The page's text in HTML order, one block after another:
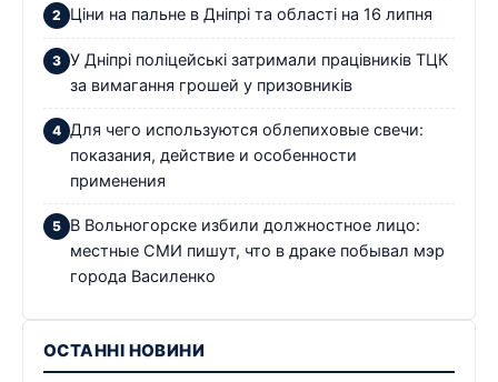
Ціни на пальне в Дніпрі та області на 16 липня
У Дніпрі поліцейські затримали працівників ТЦК
за вимагання грошей у призовників
Для чего используются облепиховые свечи:
показания, действие и особенности
применения
В Вольногорске избили должностное лицо:
местные СМИ пишут, что в драке побывал мэр
города Василенко
ОСТАННІ НОВИНИ